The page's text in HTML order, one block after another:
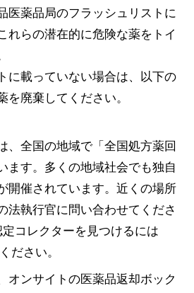
医薬品局のフラッシュリストに
れらの潜在的に危険な薬をトイ
に載っていない場合は、以下の
を廃棄してください。
、全国の地域で「全国処方薬回
ます。多くの地域社会でも独自
開催されています。近くの場所
法執行官に問い合わせてくださ
コレクターを見つけるには
ださい。
オンサイトの医薬品返却ボック